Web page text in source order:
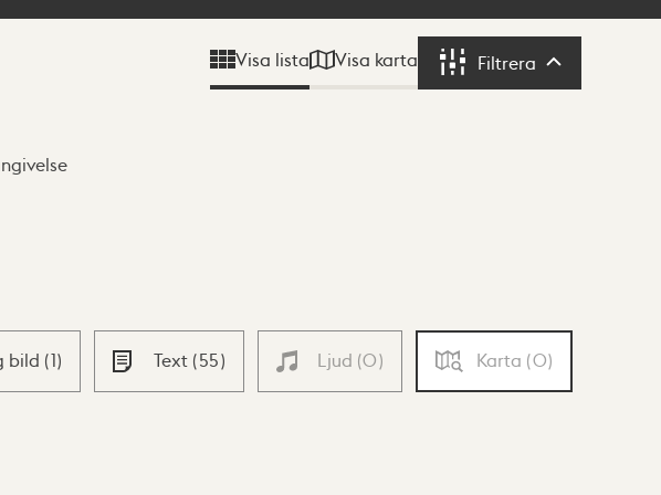
Visa lista Visa karta Filtrera Filtrera
bild (1) Text (55) Ljud (0) Karta (0)